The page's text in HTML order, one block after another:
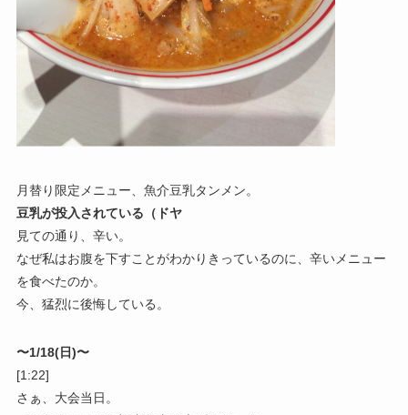
月替り限定メニュー、魚介豆乳タンメン。
豆乳が投入されている（ドヤ
見ての通り、辛い。
なぜ私はお腹を下すことがわかりきっているのに、辛いメニュー
を食べたのか。
今、猛烈に後悔している。
〜1/18(日)〜
[1:22]
さぁ、大会当日。